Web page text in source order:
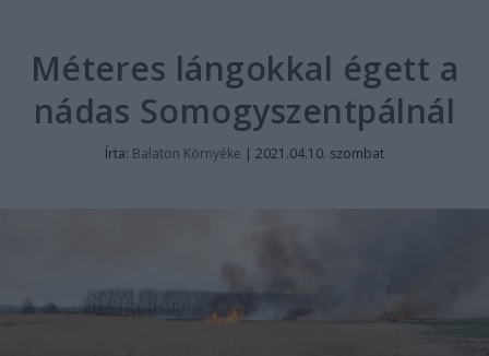
Méteres lángokkal égett a
nádas Somogyszentpálnál
Írta: Balaton Környéke | 2021.04.10. szombat